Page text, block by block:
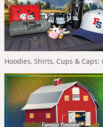
Hoodies, Shirts, Cups &